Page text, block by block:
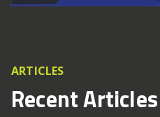
ARTICLES
Recent Articles